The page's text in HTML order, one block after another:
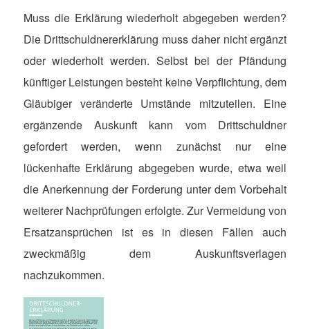
Muss die Erklärung wiederholt abgegeben werden?
Die Drittschuldnererklärung muss daher nicht ergänzt
oder wiederholt werden. Selbst bei der Pfändung
künftiger Leistungen besteht keine Verpflichtung, dem
Gläubiger veränderte Umstände mitzuteilen. Eine
ergänzende Auskunft kann vom Drittschuldner
gefordert werden, wenn zunächst nur eine
lückenhafte Erklärung abgegeben wurde, etwa weil
die Anerkennung der Forderung unter dem Vorbehalt
weiterer Nachprüfungen erfolgte. Zur Vermeidung von
Ersatzansprüchen ist es in diesen Fällen auch
zweckmäßig dem Auskunftsverlagen
nachzukommen.